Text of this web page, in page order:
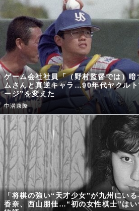
ゲーム会社社員「（野村監督では）暗
ムさんと真逆キャラ…90年代ヤクルト
ージ”を変えた
中溝康隆
「将棋の強い“天才少女”が九州にい
香奈、西山朋佳…“初の女性棋士”は